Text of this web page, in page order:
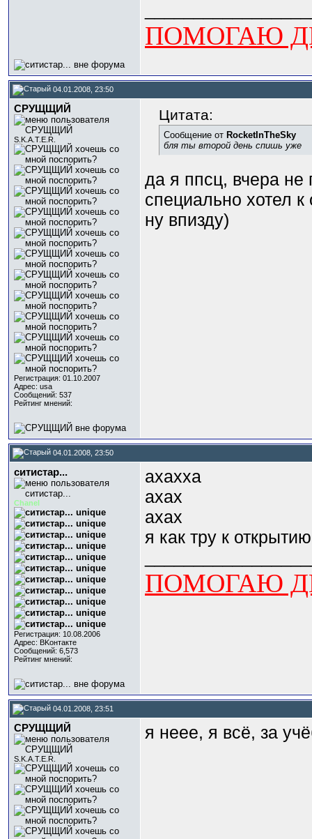
ПОМОГАЮ
04.01.2008, 23:50
СРУЩЩИЙ
S.K.A.T.E.R.
Регистрация: 01.10.2007
Адрес: usa
Сообщений: 537
Рейтинг мнений:
Цитата:
Сообщение от RocketInTheSky
бля ты второй день спишь уже
да я ппсц, вчера не
специально хотел
ну впизду)
04.01.2008, 23:50
ситистар...
Chanel
Регистрация: 10.08.2006
Адрес: BKонтактe
Сообщений: 6,573
Рейтинг мнений:
ахахха
ахах
ахах
я как тру к
ПОМОГАЮ
04.01.2008, 23:51
СРУЩЩИЙ
S.K.A.T.E.R.
я неее, я всё, за